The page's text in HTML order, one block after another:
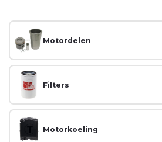
Motordelen
Filters
Motorkoeling